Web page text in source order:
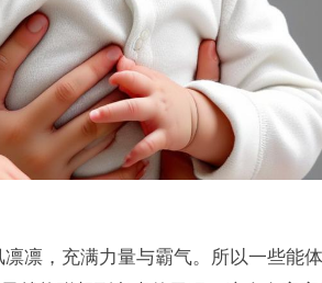
凛，充满力量与霸气。所以一些能